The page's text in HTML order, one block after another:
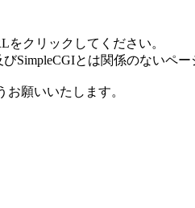
をクリックしてください。
SimpleCGIとは関係のないペ
願いいたします。